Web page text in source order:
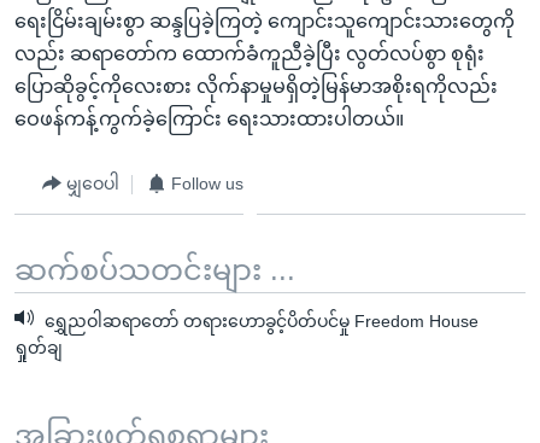
ရေးငြိမ်းချမ်းစွာ ဆန္ဒပြခဲ့ကြတဲ့ ကျောင်းသူကျောင်းသားတွေကို
လည်း ဆရာတော်က ထောက်ခံကူညီခဲ့ပြီး လွတ်လပ်စွာ စုရုံး
ပြောဆိုခွင့်ကိုလေးစား လိုက်နာမှုမရှိတဲ့မြန်မာအစိုးရကိုလည်း
ဝေဖန်ကန့်ကွက်ခဲ့ကြောင်း ရေးသားထားပါတယ်။
မျှဝေပါ Follow us
ဆက်စပ်သတင်းများ ...
ရွှေညဝါဆရာတော် တရားဟောခွင့်ပိတ်ပင်မှု Freedom House
ရှုတ်ချ
အခြားဖတ်ရှုစရာများ